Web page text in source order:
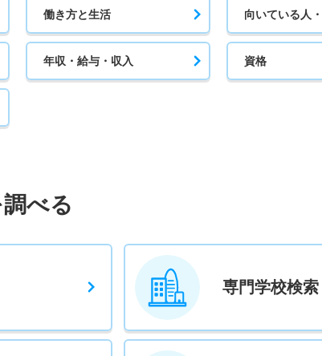
働き方と生活 向いている人
年収・給与・収入 資格
べる
専門学校検索